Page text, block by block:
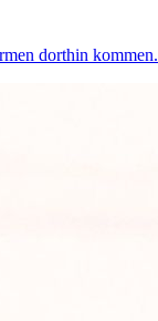
dorthin kommen.